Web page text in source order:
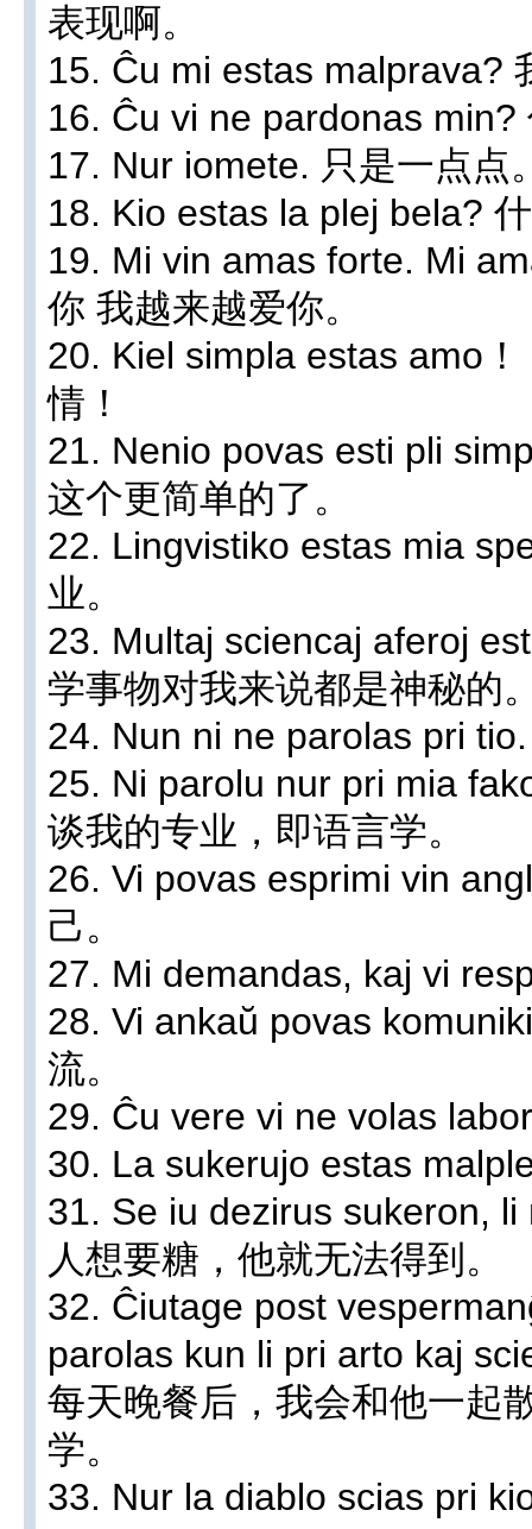
表现啊。
15. Ĉu mi estas malprava?
16. Ĉu vi ne pardonas min?
17. Nur iomete. 只是一点点
18. Kio estas la plej bela?
19. Mi vin amas forte. Mi
你 我越来越爱你。
20. Kiel simpla estas amo
情！
21. Nenio povas esti pli
这个更简单的了。
22. Lingvistiko estas mia
业。
23. Multaj sciencaj aferoj
学事物对我来说都是神秘的
24. Nun ni ne parolas pri
25. Ni parolu nur pri mia
谈我的专业，即语言学。
26. Vi povas esprimi vin
己。
27. Mi demandas, kaj vi
28. Vi ankaŭ povas
流。
29. Ĉu vere vi ne volas
30. La sukerujo estas
31. Se iu dezirus sukeron,
人想要糖，他就无法得到。
32. Ĉiutage post
parolas kun li pri arto kaj
每天晚餐后，我会和他一起
学。
33. Nur la diablo scias pri